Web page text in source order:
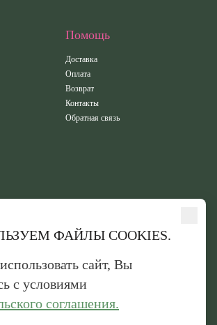
ФАЙЛЫ COOKIES.
сайт, Вы
с условиями
соглашения.
Помощь
Доставка
Оплата
Возврат
Контакты
Обратная связь
данных